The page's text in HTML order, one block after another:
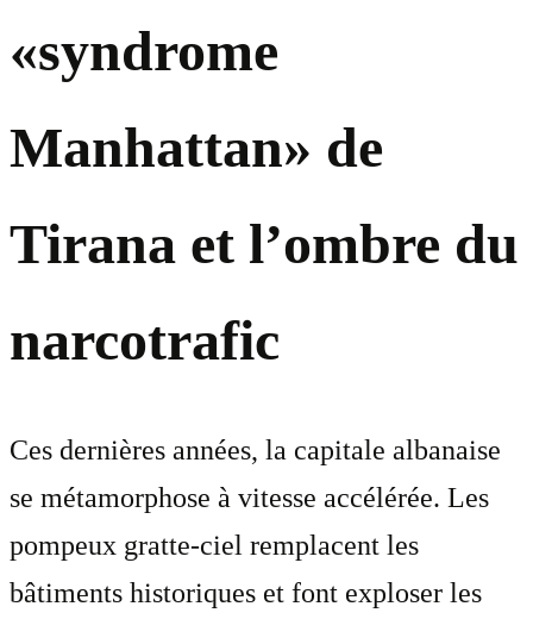
«syndrome
Manhattan» de
Tirana et l’ombre du
narcotrafic
Ces dernières années, la capitale albanaise
se métamorphose à vitesse accélérée. Les
pompeux gratte-ciel remplacent les
bâtiments historiques et font exploser les